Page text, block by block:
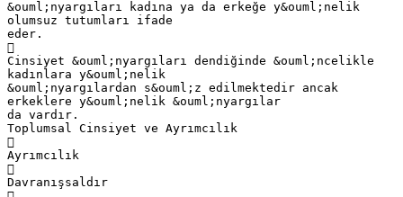
&ouml;nyargıları kadına ya da erkeğe y&ouml;nelik
olumsuz tutumları ifade
eder.

Cinsiyet &ouml;nyargıları dendiğinde &ouml;ncelikle
kadınlara y&ouml;nelik
&ouml;nyargılardan s&ouml;z edilmektedir ancak
erkeklere y&ouml;nelik &ouml;nyargılar
da vardır.
Toplumsal Cinsiyet ve Ayrımcılık

Ayrımcılık

Davranışsaldır